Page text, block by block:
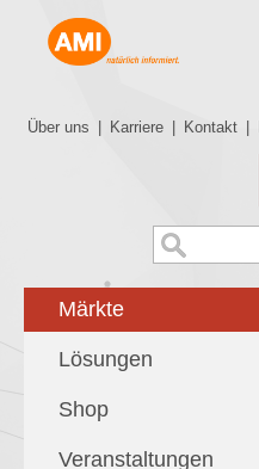
Über uns Karriere Kontakt
Märkte
Lösungen
Shop
Veranstaltungen